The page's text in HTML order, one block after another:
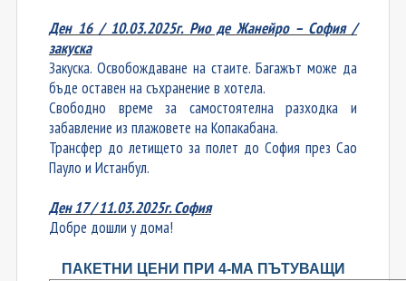
Ден 16 / 10.03.2025г. Рио де Жанейро – София /
закуска
Закуска. Освобождаване на стаите. Багажът може да
бъде оставен на съхранение в хотела.
Свободно време за самостоятелна разходка и
забавление из плажовете на Копакабана.
Трансфер до летището за полет до София през Сао
Пауло и Истанбул.
Ден 17 / 11.03.2025г. София
Добре дошли у дома!
ПАКЕТНИ ЦЕНИ ПРИ 4-МА ПЪТУВАЩИ